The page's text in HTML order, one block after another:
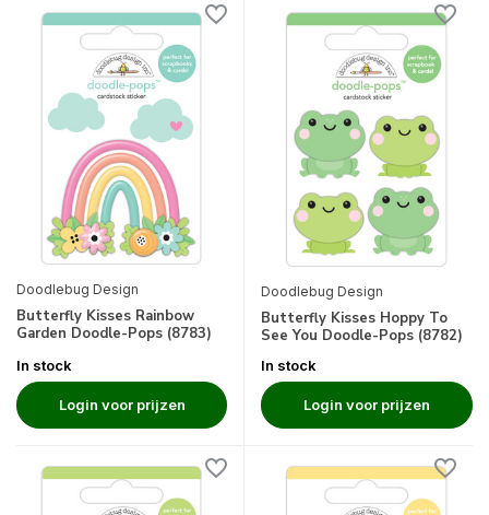
Doodlebug Design
Butterfly Kisses Rainbow
Garden Doodle-Pops (8783)
In stock
Login voor prijzen
Doodlebug Design
Butterfly Kisses Hoppy To
See You Doodle-Pops (8782)
In stock
Login voor prijzen